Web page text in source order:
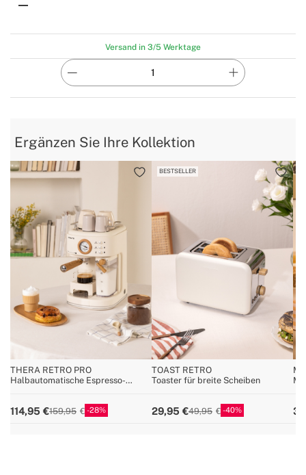
Versand in 3/5 Werktage
Ergänzen Sie Ihre Kollektion
THERA RETRO PRO
Halbautomatische Espresso-
114,95 159,95 28
BESTSELLER
TOAST RETRO
Toaster für breite Scheiben
29,95 49,95 40